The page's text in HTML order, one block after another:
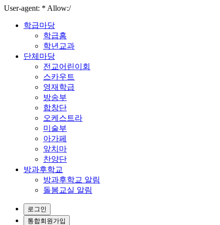
User-agent: * Allow:/
학급마당
학급홈
학년교과
단체마당
전교어린이회
스카우트
영재학급
방송부
합창단
오케스트라
미술부
아가페
앞치마
찬양단
방과후학교
방과후학교 알림
돌봄교실 알림
로그인
통합회원가입